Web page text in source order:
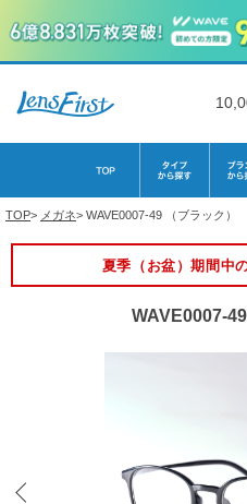
TOP> メガネ> WAVE0007-49 （ブラック）
夏季（お盆）期間中
WAVE0007-